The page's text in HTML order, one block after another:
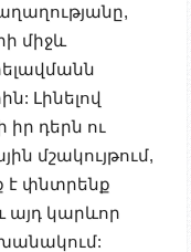
միջև
Լինելով
դերն ու
մշակույթում,
է փնտրենք
այդ կարևոր